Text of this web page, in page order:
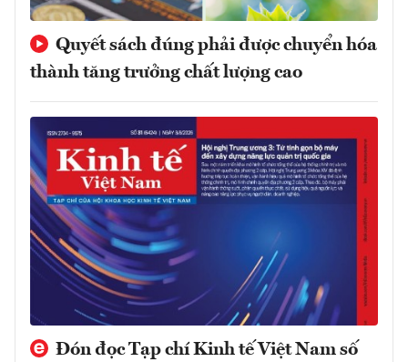
Quyết sách đúng phải được chuyển hóa
thành tăng trưởng chất lượng cao
Đón đọc Tạp chí Kinh tế Việt Nam số